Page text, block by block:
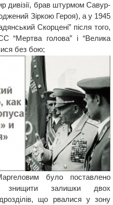
дивізії, брав штурмом Савур-
Зіркою Героя), а у 1945
Скорцені” після того,
“Мертва голова” і “Велика
без бою;
було поставлено
знищити залишки двох
що рвалися у зону